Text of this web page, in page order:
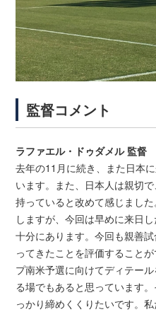
監督コメント
ラファエル・ドゥダメル 監督
去年の11月に続き、また日本
います。また、日本人は親切
持っていると改めて感じまし
しますが、今回は早めに来日
十分にあります。今回も親善
ってきたことを評価すること
プ南米予選に向けてディテー
る場でもあると思っています
っかり締めくくりたいです。